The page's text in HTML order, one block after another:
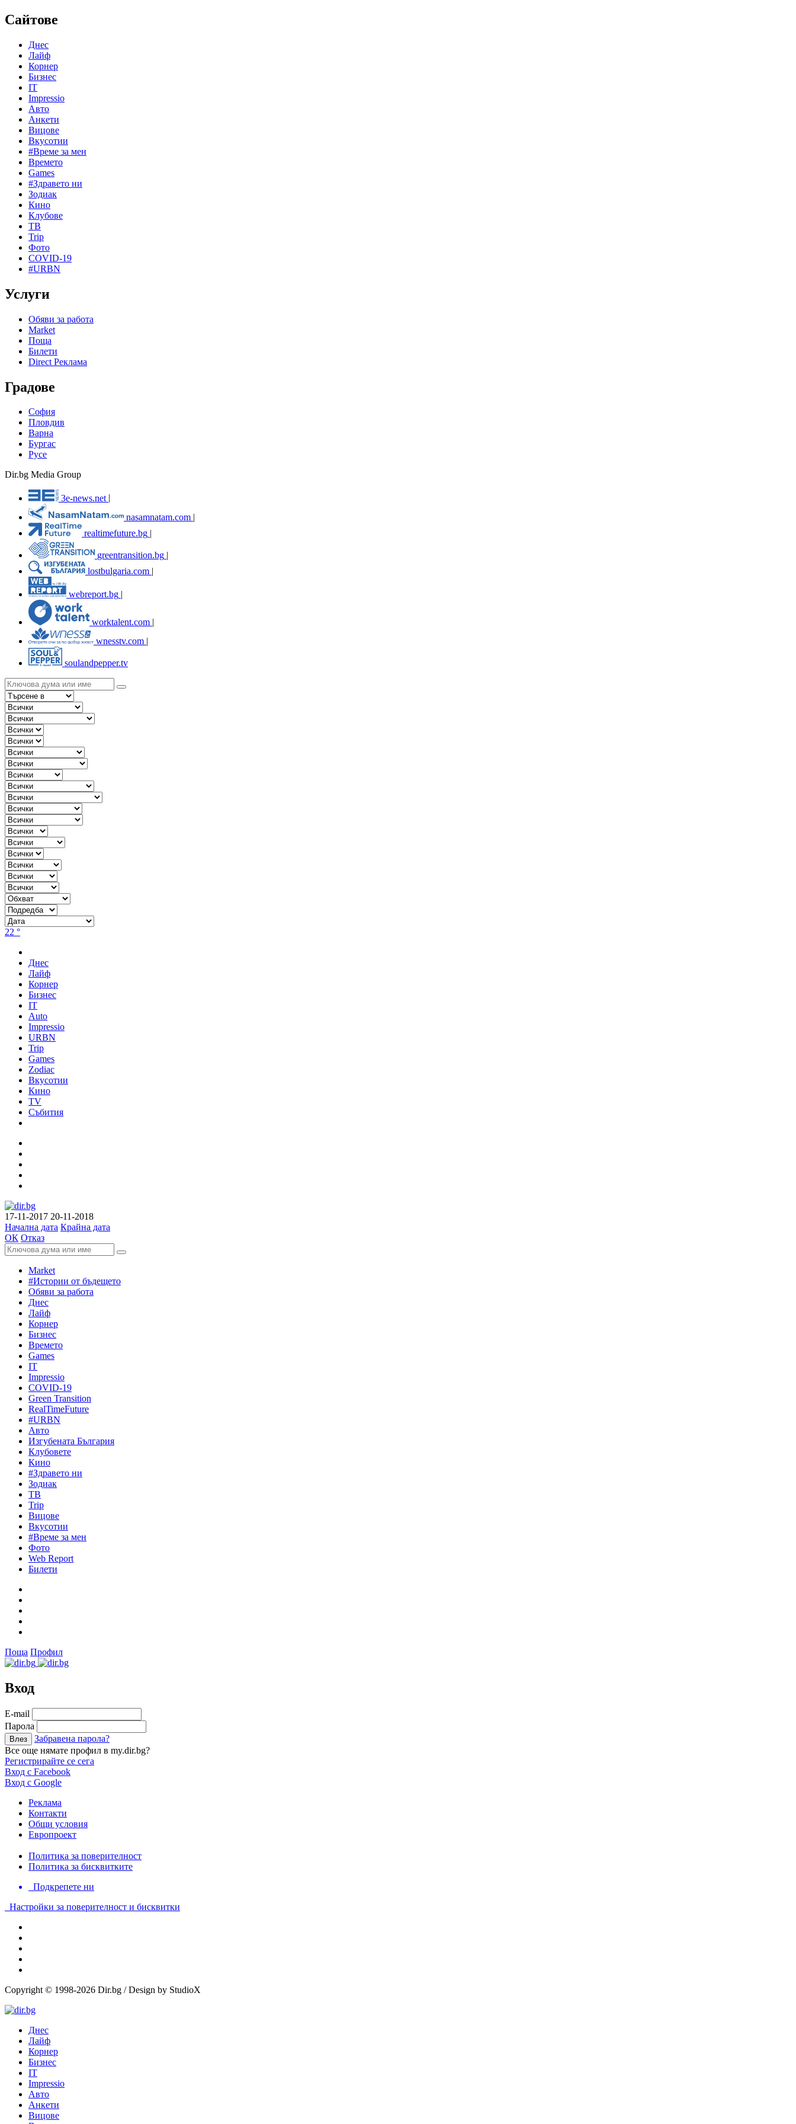
Сайтове
Днес
Лайф
Корнер
Бизнес
IT
Impressio
Авто
Анкети
Вицове
Вкусотии
#Време за мен
Времето
Games
#Здравето ни
Зодиак
Кино
Клубове
ТВ
Trip
Фото
COVID-19
#URBN
Услуги
Обяви за работа
Market
Поща
Билети
Direct Реклама
Градове
София
Пловдив
Варна
Бургас
Русе
Dir.bg Media Group
3e-news.net
nasamnatam.com |
realtimefuture.bg |
greentransition.bg |
lostbulgaria.com |
webreport.bg
worktalent.com |
wnesstv.com |
soulandpepper.tv
22 °
Днес
Лайф
Корнер
Бизнес
IT
Auto
Impressio
URBN
Trip
Games
Zodiac
Вкусотии
Кино
TV
Събития
17-11-2017 20-11-2018
Начална дата Крайна дата
ОК Отказ
Market
#Истории от бъдещето
Обяви за работа
Днес
Лайф
Корнер
Бизнес
Времето
Games
IT
Impressio
COVID-19
Green Transition
RealTimeFuture
#URBN
Авто
Изгубената България
Клубовете
Кино
#Здравето ни
Зодиак
ТВ
Trip
Вицове
Вкусотии
#Време за мен
Фото
Web Report
Билети
Поща Профил
Вход
Е-mail
Парола
Забравена парола?
Все още нямате профил в my.dir.bg?
Регистрирайте се сега
Вход с Facebook
Вход с Google
Реклама
Контакти
Общи условия
Европроект
Политика за поверителност
Политика за бисквитките
Подкрепете ни
Настройки за поверителност и бисквитки
Copyright © 1998-2026 Dir.bg / Design by StudioX
Днес
Лайф
Корнер
Бизнес
IT
Impressio
Авто
Анкети
Вицове